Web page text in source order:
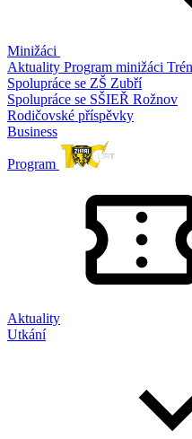
Minižáci
Aktuality Program minižáci
Spolupráce se ZŠ Zubří
Spolupráce se SŠIEŘ Rožnov
Rodičovské příspěvky
Business
Program
Aktuality
Utkání